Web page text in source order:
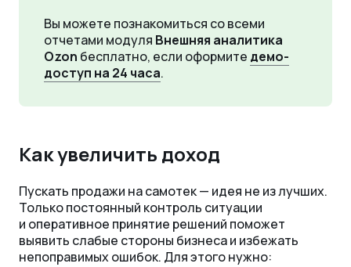
Вы можете познакомиться со всеми
отчетами модуля Внешняя аналитика
Ozon бесплатно, если оформите демо-
доступ на 24 часа.
Как увеличить доход
Пускать продажи на самотек — идея не из лучших.
Только постоянный контроль ситуации
и оперативное принятие решений поможет
выявить слабые стороны бизнеса и избежать
непоправимых ошибок. Для этого нужно: